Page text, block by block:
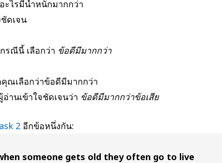
ะไรมีน้ำหนักมากกว่า
ดเจน
รณีนี้ เลือกว่า ข้อดีมีมากกว่า
คุณเลือกว่าข้อดีมีมากกว่า
านเข้าใจชัดเจนว่า ข้อดีมีมากกว่าข้อเสีย
2 อีกข้อหนึ่งกัน:
someone gets old they often go to live